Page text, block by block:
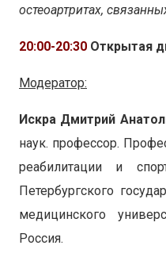
остеоартритах,
20:00-20:30 Открытая
Модератор:
Искра Дмитрий
наук. профессор.
реабилитации и
Петербургского
медицинского
Россия.